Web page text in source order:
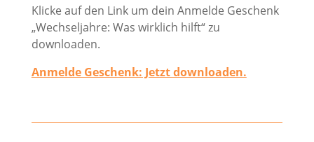
Klicke auf den Link um dein Anmelde Geschenk
„Wechseljahre: Was wirklich hilft“ zu
downloaden.
Anmelde Geschenk: Jetzt downloaden.